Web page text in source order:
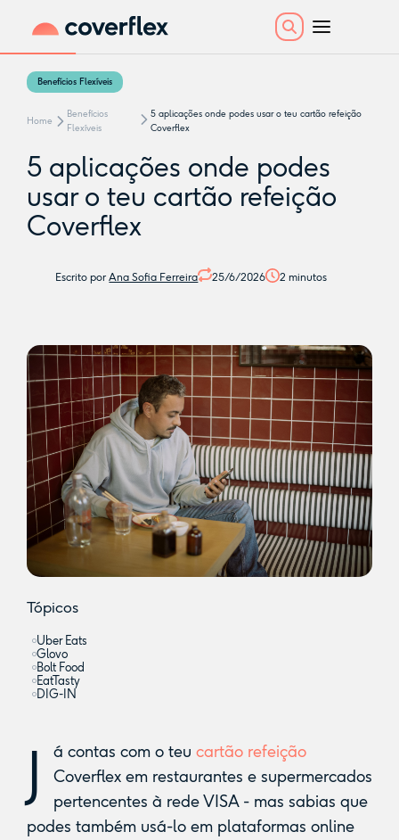
Benefícios Flexíveis
Home
Benefícios
Flexíveis
5 aplicações onde podes usar o teu cartão refeição
Coverflex
5 aplicações onde podes
usar o teu cartão refeição
Coverflex
Escrito porAna Sofia Ferreira 25/6/2026 2 minutos
Tópicos
Uber Eats
Glovo
Bolt Food
EatTasty
DIG-IN
J á contas com o teu cartão refeição
Coverflex em restaurantes e supermercados
pertencentes à rede VISA - mas sabias que
podes também usá-lo em plataformas online